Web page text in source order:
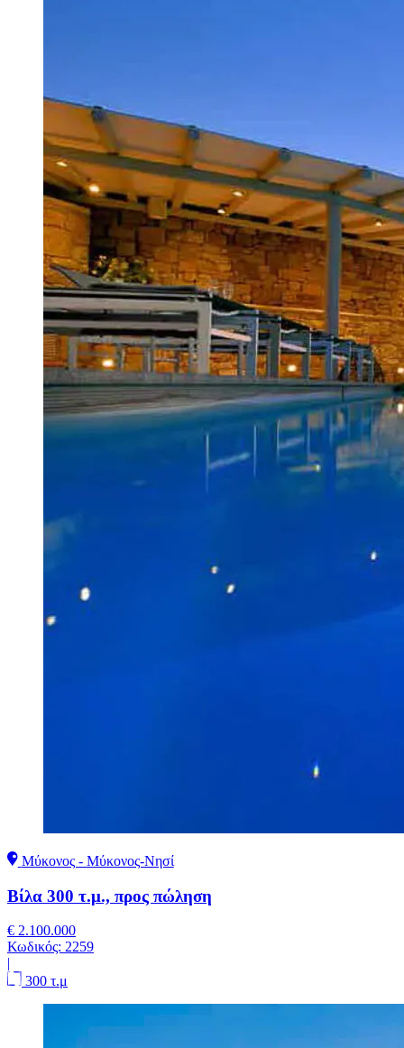
Μύκονος - Μύκονος-Νησί
Βίλα 300 τ.μ., προς πώληση
€ 2.100.000
Κωδικός: 2259
|
300 τ.μ